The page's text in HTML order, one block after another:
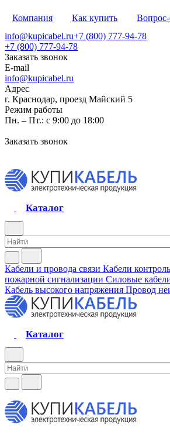
Компания Как купить Вопрос-
info@kupicabel.ru+7 (800) 777-94-78
+7 (800) 777-94-78
Заказать звонок
E-mail
info@kupicabel.ru
Адрес
г. Краснодар, проезд Майский 5
Режим работы
Пн. – Пт.: с 9:00 до 18:00
Заказать звонок
Каталог
Кабели и провода связи Кабели
пожарной сигнализации Силовые
Кабель высокого напряжения Провод
Каталог